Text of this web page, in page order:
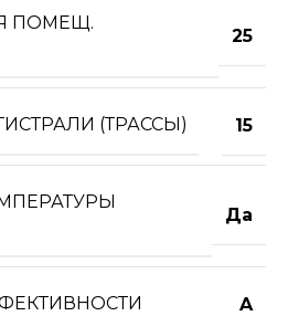
ПОМЕЩ.
25
(ТРАССЫ) 15
Да
A